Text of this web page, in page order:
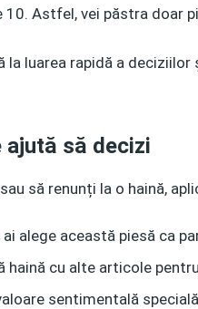
Astfel, vei păstra doar
luarea rapidă a deciziilor
să decizi
să renunți la o haină,
alege această piesă ca
haină cu alte articole
sentimentală